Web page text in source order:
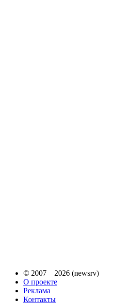
© 2007—2026 (newsrv)
О проекте
Реклама
Контакты